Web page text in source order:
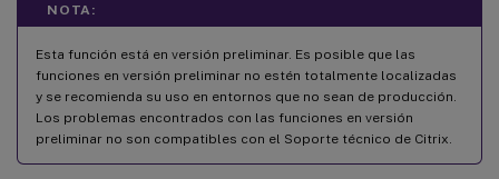
NOTA:
Esta función está en versión preliminar. Es posible que las
funciones en versión preliminar no estén totalmente localizadas
y se recomienda su uso en entornos que no sean de producción.
Los problemas encontrados con las funciones en versión
preliminar no son compatibles con el Soporte técnico de Citrix.